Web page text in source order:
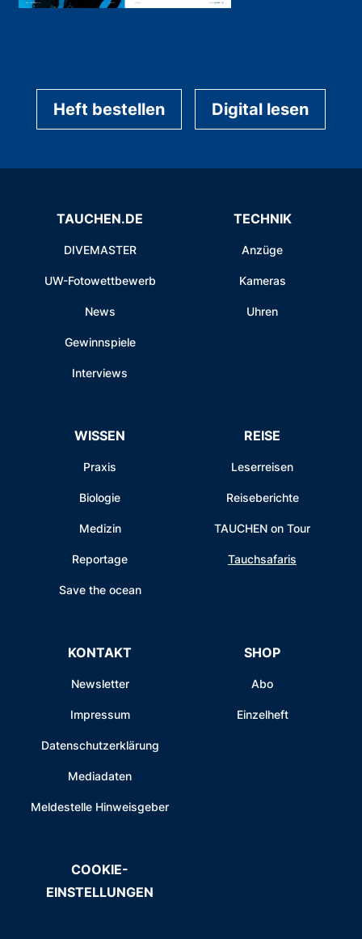
Heft bestellen Digital lesen
TAUCHEN.DE
DIVEMASTER
UW-Fotowettbewerb
News
Gewinnspiele
Interviews
TECHNIK
Anzüge
Kameras
Uhren
WISSEN
Praxis
Biologie
Medizin
Reportage
Save the ocean
REISE
Leserreisen
Reiseberichte
TAUCHEN on Tour
Tauchsafaris
KONTAKT
Newsletter
Impressum
Datenschutzerklärung
Mediadaten
Meldestelle Hinweisgeber
SHOP
Abo
Einzelheft
COOKIE-
EINSTELLUNGEN